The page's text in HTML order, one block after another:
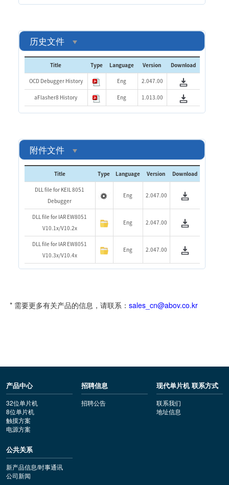
历史文件
Title Type Language Version Download
OCD Debugger History Eng 2.047.00
aFlasher8 History Eng 1.013.00
附件文件
Title Type Language Version Download
DLL file for KEIL 8051
Debugger
Eng 2.047.00
DLL file for IAR EW8051
V10.1x/V10.2x
Eng 2.047.00
DLL file for IAR EW8051
V10.3x/V10.4x
Eng 2.047.00
* 需要更多有关产品的信息，请联系： sales_cn@abov.co.kr
产品中心
32位单片机
8位单片机
触摸方案
电源方案
招聘信息
招聘公告
现代单片机 联系方式
联系我们
地址信息
公共关系
新产品信息/时事通讯
公司新闻